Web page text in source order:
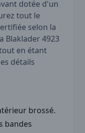
dotée d'un
tout le
selon la
Blaklader 4923
en étant
détails
brossé.
bandes